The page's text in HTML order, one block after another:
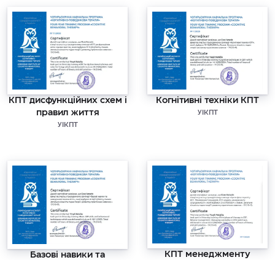
КПТ дисфункційних схем і
правил життя
УІКПТ
Когнітивні техніки КПТ
УІКПТ
Базові навики та
КПТ менеджменту